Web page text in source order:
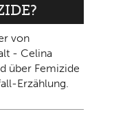
von
- Celina
über Femizide
Erzählung.